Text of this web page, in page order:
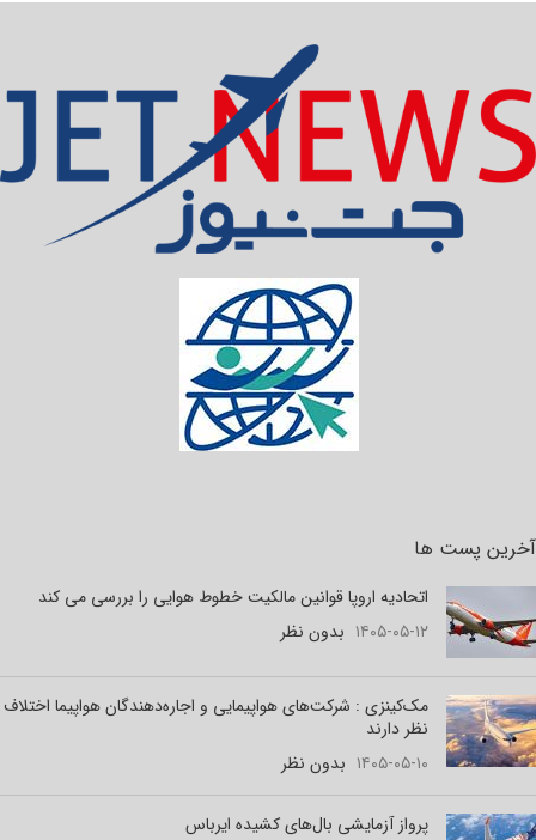
آخرین پست ها
اتحادیه اروپا قوانین مالکیت خطوط هوایی را بررسی می کند
۱۴۰۵-۰۵-۱۲ بدون نظر
مک‌کینزی : شرکت‌های هواپیمایی و اجاره‌دهندگان هواپیما اختلاف
نظر دارند
۱۴۰۵-۰۵-۱۰ بدون نظر
پرواز آزمایشی بال‌های کشیده ایرباس